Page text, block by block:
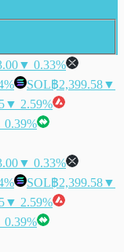
▼ 0.33%
SOL฿2,399.58▼
▼ 2.59%
0.39%
▼ 0.33%
SOL฿2,399.58▼
▼ 2.59%
0.39%